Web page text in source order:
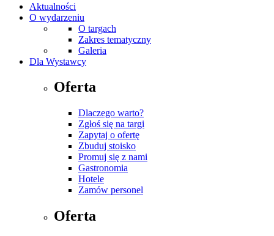
Aktualności
O wydarzeniu
O targach
Zakres tematyczny
Galeria
Dla Wystawcy
Oferta
Dlaczego warto?
Zgłoś się na targi
Zapytaj o ofertę
Zbuduj stoisko
Promuj się z nami
Gastronomia
Hotele
Zamów personel
Oferta